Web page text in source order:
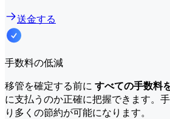
送金する
手数料の低減
移管を確定する前に すべての手数料
に支払うのか正確に把握できます。
り多くの節約が可能になります。